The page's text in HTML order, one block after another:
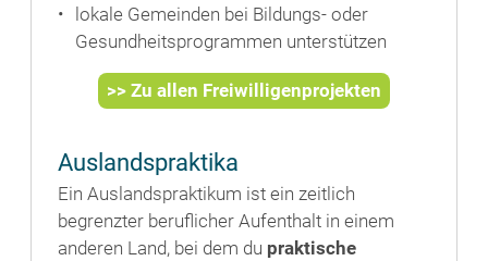
lokale Gemeinden bei Bildungs- oder
Gesundheitsprogrammen unterstützen
>> Zu allen Freiwilligenprojekten
Auslandspraktika
Ein Auslandspraktikum ist ein zeitlich
begrenzter beruflicher Aufenthalt in einem
anderen Land, bei dem du praktische